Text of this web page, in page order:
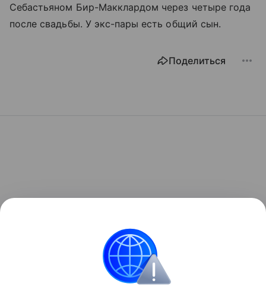
Себастьяном Бир-Макклардом через четыре года
после свадьбы. У экс-пары есть общий сын.
Поделиться